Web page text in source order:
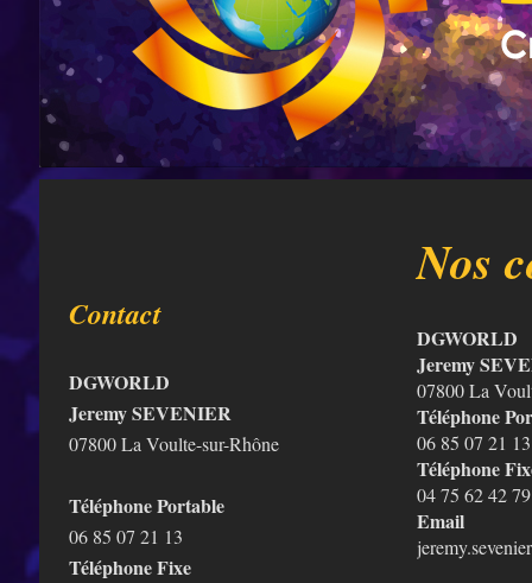
Nos
DGWORLD
Jeremy
07800 La
Téléphone
06 85 07 21 13
Téléphone
04 75 62 42 79
Email
Contact
DGWORLD
Jeremy SEVENIER
07800 La Voulte-sur-Rhône
Téléphone Portable
06 85 07 21 13
Téléphone Fixe